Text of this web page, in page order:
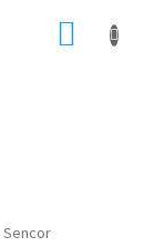
Sencor